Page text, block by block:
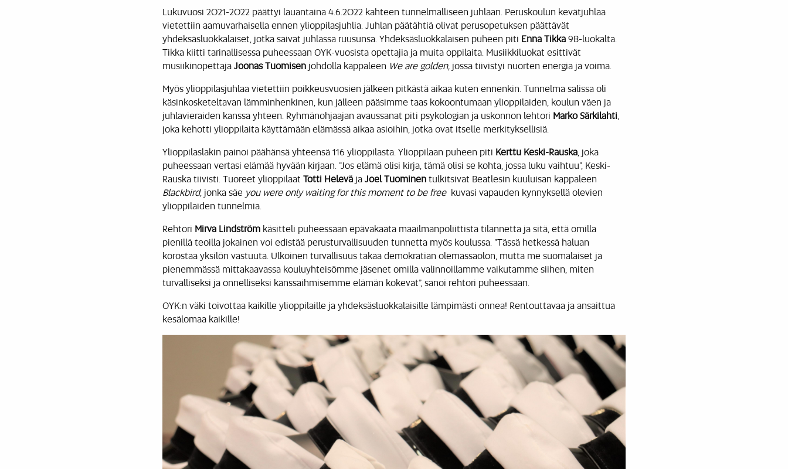
Lukuvuosi 2021-2022 päättyi lauantaina 4.6.2022 kahteen tunnelmalliseen juhlaan. Peruskoulun kevätjuhlaa
vietettiin aamuvarhaisella ennen ylioppilasjuhlia. Juhlan päätähtiä olivat perusopetuksen päättävät
yhdeksäsluokkalaiset, jotka saivat juhlassa ruusunsa. Yhdeksäsluokkalaisen puheen piti Enna Tikka9B-luokalta.
Tikka kiitti tarinallisessa puheessaan OYK-vuosista opettajia ja muita oppilaita. Musiikkiluokat esittivät
musiikinopettajaJoonas Tuomisen johdolla kappaleen We are golden, jossa tiivistyi nuorten energia ja voima.
Myös ylioppilasjuhlaa vietettiin poikkeusvuosien jälkeen pitkästä aikaa kuten ennenkin. Tunnelma salissa oli
käsinkosketeltavan lämminhenkinen, kun jälleen pääsimme taas kokoontumaan ylioppilaiden, koulun väen ja
juhlavieraiden kanssa yhteen. Ryhmänohjaajan avaussanat piti psykologian ja uskonnon lehtori Marko Särkilahti,
joka kehotti ylioppilaita käyttämään elämässä aikaa asioihin, jotka ovat itselle merkityksellisiä.
Ylioppilaslakin painoi päähänsä yhteensä 116 ylioppilasta. Ylioppilaan puheen piti Kerttu Keski-Rauska, joka
puheessaan vertasi elämää hyvään kirjaan. ”Jos elämä olisi kirja, tämä olisi se kohta, jossa luku vaihtuu”, Keski-
Rauska tiivisti. Tuoreet ylioppilaat Totti Helevä jaJoel Tuominentulkitsivat Beatlesin kuuluisan kappaleen
Blackbird, jonka säe you were only waiting for this moment to be freekuvasi vapauden kynnyksellä olevien
ylioppilaiden tunnelmia.
Rehtori Mirva Lindström käsitteli puheessaan epävakaata maailmanpoliittista tilannetta ja sitä, että omilla
pienillä teoilla jokainen voi edistää perusturvallisuuden tunnetta myös koulussa. ”Tässä hetkessä haluan
korostaa yksilön vastuuta. Ulkoinen turvallisuus takaa demokratian olemassaolon, mutta me suomalaiset ja
pienemmässä mittakaavassa kouluyhteisömme jäsenet omilla valinnoillamme vaikutamme siihen, miten
turvalliseksi ja onnelliseksi kanssaihmisemme elämän kokevat”, sanoi rehtori puheessaan.
OYK:n väki toivottaa kaikille ylioppilaille ja yhdeksäsluokkalaisille lämpimästi onnea! Rentouttavaa ja ansaittua
kesälomaa kaikille!